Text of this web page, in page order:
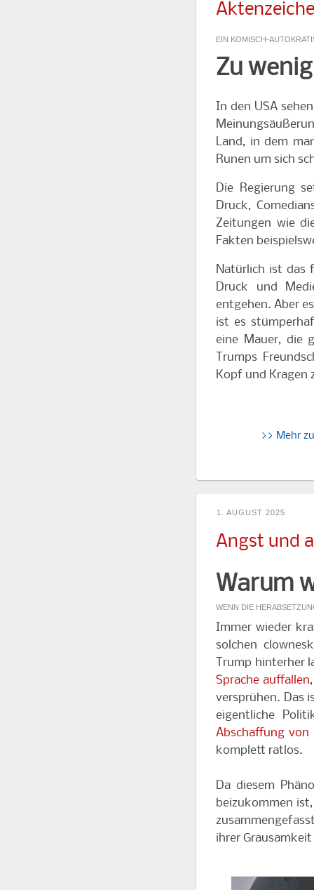
EIN KOMISCH-
Zu
In den USA
Land, in dem
Runen um sich
Die Regierung
Druck,
Zeitungen wie
Fakten
Natürlich ist das
Druck und
entgehen. Aber
ist es
eine Mauer, die
Trumps
Kopf und Kragen
>> Mehr
1. AUGUST 2025
Angst und
Warum
WENN DIE
Immer wieder
solchen
Trump hinterher
Sprache auffallen
versprühen. Das
eigentliche
Abschaffung von
komplett ratlos.
Da diesem
beizukommen
ihrer